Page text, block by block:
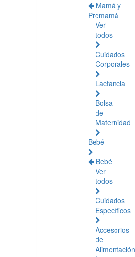
Mamá y
Premamá
Ver
todos
Cuidados
Corporales
Lactancia
Bolsa
de
Maternidad
Bebé
Bebé
Ver
todos
Cuidados
Específicos
Accesorios
de
Alimentación